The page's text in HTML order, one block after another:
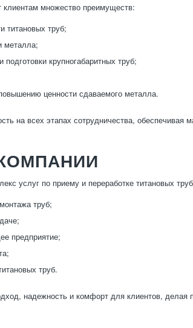
множество преимуществ:
титановых труб;
металла;
крупногабаритных труб;
ценности сдаваемого металла.
на всех этапах сотрудничества, обеспечивая
услуг по приему и переработке титановых
труб;
предприятие;
труб.
надежность и комфорт для клиентов, делая